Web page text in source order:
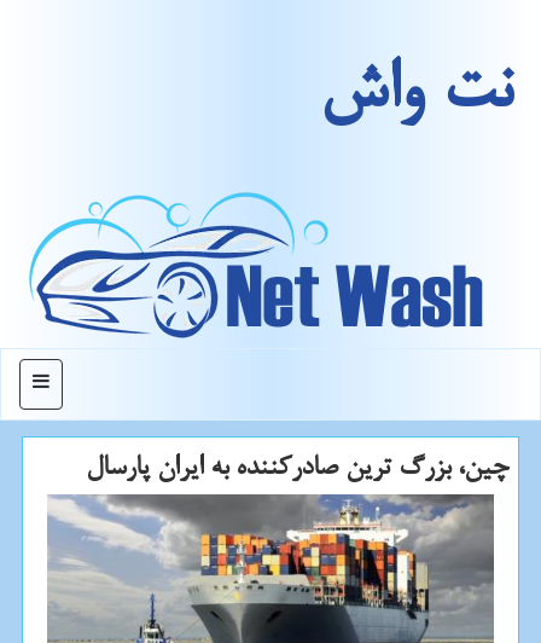
نت واش
منو
چین، بزرگ ترین صادركننده به ایران پارسال